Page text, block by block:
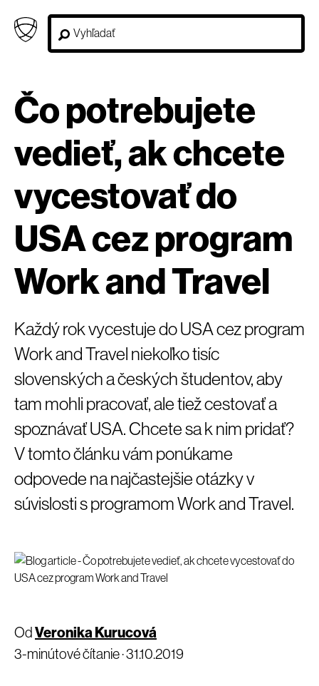
Čo potrebujete
vedieť, ak chcete
vycestovať do
USA cez program
Work and Travel
Každý rok vycestuje do USA cez program
Work and Travel niekoľko tisíc
slovenských a českých študentov, aby
tam mohli pracovať, ale tiež cestovať a
spoznávať USA. Chcete sa k nim pridať?
V tomto článku vám ponúkame
odpovede na najčastejšie otázky v
súvislosti s programom Work and Travel.
OdVeronika Kurucová
3-minútové čítanie ·31.10.2019